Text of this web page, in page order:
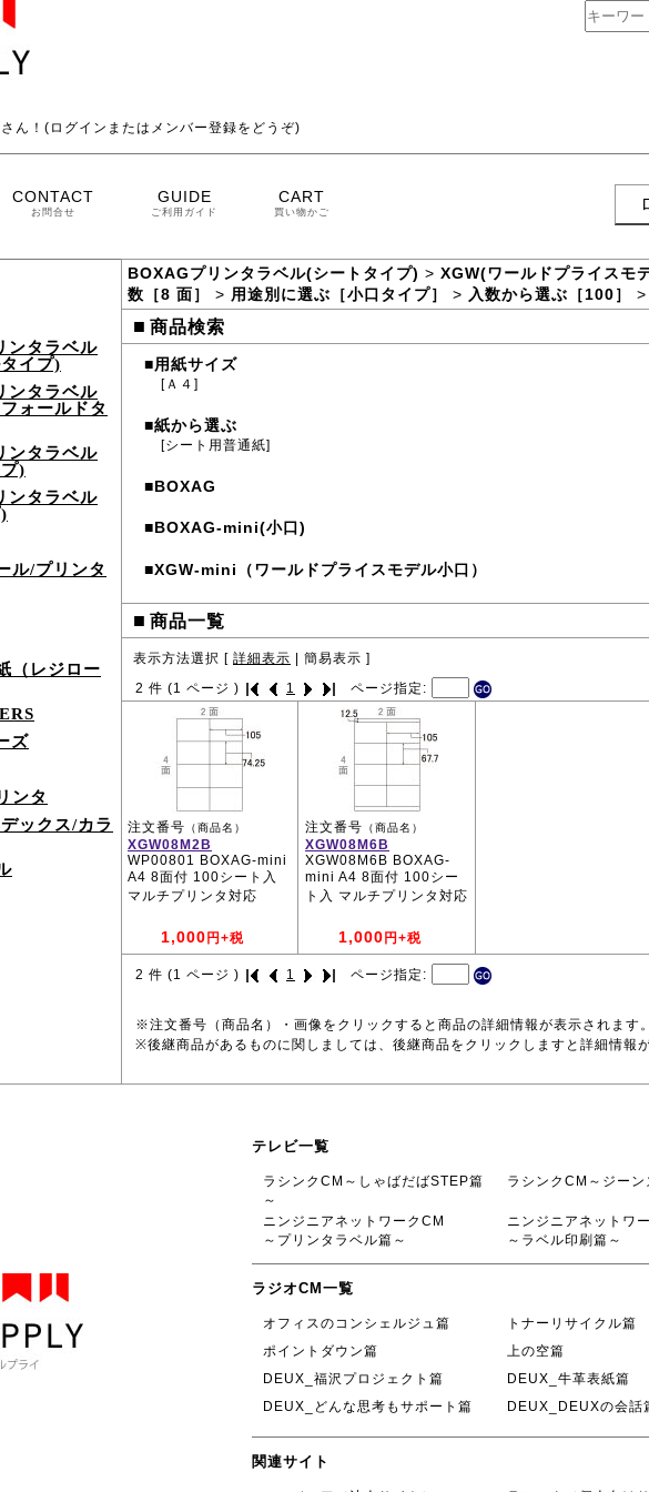
ん！(ログインまたはメンバー登録をどうぞ)
CONTACT
お問合せ
GUIDE
ご利用ガイド
CART
買い物かご
ンタラベル
イプ)
ンタラベル
ォールドタ
ンタラベル
)
ンタラベル
ル/プリンタ
（レジロー
ズ
ンタ
ックス/カラ
BOXAGプリンタラベル(シートタイプ) > XGW(ワールドプライスモ
数［8 面］
> 用途別に選ぶ［小口タイプ］ > 入数から選ぶ［100］ >
■ 商品検索
■用紙サイズ
[Ａ４]
■紙から選ぶ
[シート用普通紙]
■BOXAG
■BOXAG-mini(小口)
■XGW-mini（ワールドプライスモデル小口）
■ 商品一覧
表示方法選択 [ 詳細表示 簡易表示 ]
2 件 (1 ページ ) 1 ページ指定:
注文番号 （商品名）
XGW08M2B
WP00801 BOXAG-mini
A4 8面付 100シート入
マルチプリンタ対応
1,000 円+税
注文番号 （商品名）
XGW08M6B
XGW08M6B BOXAG-
mini A4 8面付 100シー
ト入 マルチプリンタ対応
1,000 円+税
2 件 (1 ページ ) 1 ページ指定:
※注文番号（商品名）・画像をクリックすると商品の詳細情報が表示されます。
※後継商品があるものに関しましては、後継商品をクリックしますと詳細情報
テレビ一覧
ラシンクCM～しゃばだばSTEP篇
～
ラシンクCM～ジーン
ニンジニアネットワークCM
～プリンタラベル篇～
ニンジニアネットワ
～ラベル印刷篇～
ラジオCM一覧
オフィスのコンシェルジュ篇 トナーリサイクル篇
ポイントダウン篇
上の空篇
DEUX_福沢プロジェクト篇
DEUX_牛革表紙篇
DEUX_どんな思考もサポート篇
DEUX_DEUXの会話
関連サイト